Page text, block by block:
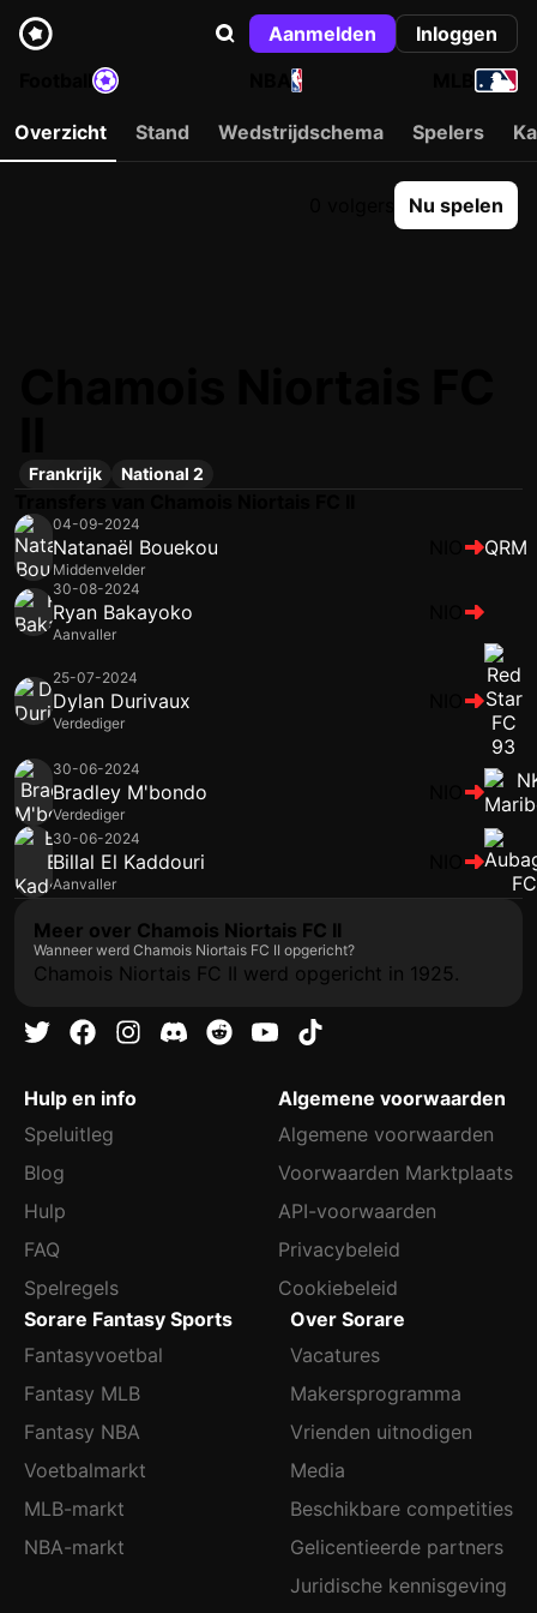
Aanmelden
Inloggen
NBA
Overzicht Stand Wedstrijdschema Spelers
Nu spelen
Frankrijk National 2
04-09-2024
Natanaël Bouekou
Middenvelder
QRM
30-08-2024
Ryan Bakayoko
Aanvaller
25-07-2024
Dylan Durivaux
Verdediger
30-06-2024
Bradley M'bondo
Verdediger
30-06-2024
Billal El Kaddouri
Aanvaller
Meer over Chamois Niortais FC II
Wanneer werd Chamois Niortais FC II opgericht?
Chamois Niortais FC II werd opgericht in 1925.
Hulp en info
Speluitleg
Blog
Hulp
FAQ
Spelregels
Algemene voorwaarden
Algemene voorwaarden
Voorwaarden Marktplaats
API-voorwaarden
Privacybeleid
Cookiebeleid
Sorare Fantasy Sports
Fantasyvoetbal
Fantasy MLB
Fantasy NBA
Voetbalmarkt
MLB-markt
NBA-markt
Over Sorare
Vacatures
Makersprogramma
Vrienden uitnodigen
Media
Beschikbare competities
Gelicentieerde partners
Juridische kennisgeving